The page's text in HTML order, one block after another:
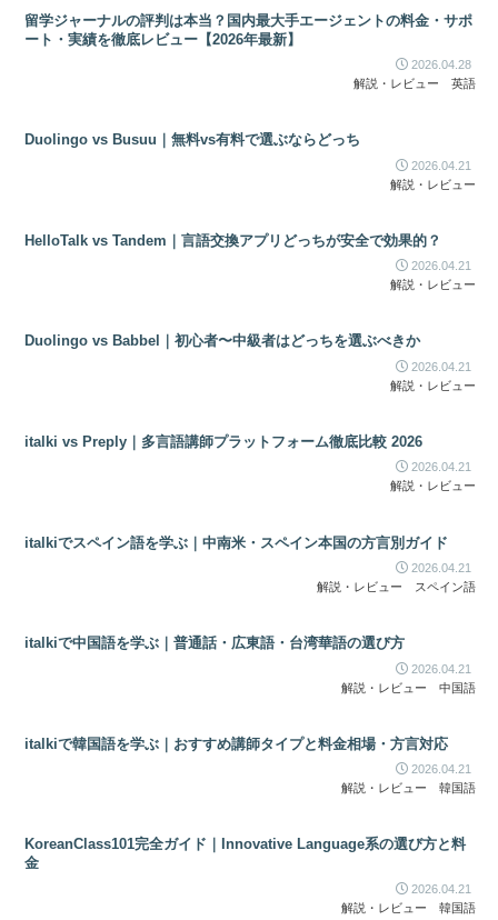
留学ジャーナルの評判は本当？国内最大手エージェントの料金・サポ
ート・実績を徹底レビュー【2026年最新】
2026.04.28
解説・レビュー
英語
Duolingo vs Busuu｜無料vs有料で選ぶならどっち
2026.04.21
解説・レビュー
HelloTalk vs Tandem｜言語交換アプリどっちが安全で効果的？
2026.04.21
解説・レビュー
Duolingo vs Babbel｜初心者〜中級者はどっちを選ぶべきか
2026.04.21
解説・レビュー
italki vs Preply｜多言語講師プラットフォーム徹底比較 2026
2026.04.21
解説・レビュー
italkiでスペイン語を学ぶ｜中南米・スペイン本国の方言別ガイド
2026.04.21
解説・レビュー
スペイン語
italkiで中国語を学ぶ｜普通話・広東語・台湾華語の選び方
2026.04.21
解説・レビュー
中国語
italkiで韓国語を学ぶ｜おすすめ講師タイプと料金相場・方言対応
2026.04.21
解説・レビュー
韓国語
KoreanClass101完全ガイド｜Innovative Language系の選び方と料
金
2026.04.21
解説・レビュー
韓国語